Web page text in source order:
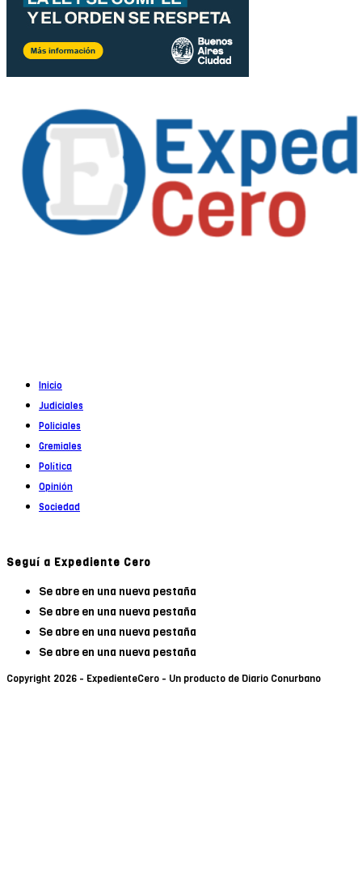
Inicio
Judiciales
Policiales
Gremiales
Política
Opinión
Sociedad
Seguí a Expediente Cero
Se abre en una nueva pestaña
Se abre en una nueva pestaña
Se abre en una nueva pestaña
Se abre en una nueva pestaña
Copyright 2026 - ExpedienteCero - Un producto de Diario Conurbano